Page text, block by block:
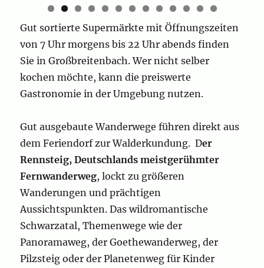
0 1 2
3
Gut sortierte Supermärkte mit Öffnungszeiten
von 7 Uhr morgens bis 22 Uhr abends finden
Sie in Großbreitenbach. Wer nicht selber
kochen möchte, kann die preiswerte
Gastronomie in der Umgebung nutzen.
Gut ausgebaute Wanderwege führen direkt aus
dem Feriendorf zur Walderkundung. Der
Rennsteig, Deutschlands meistgerühmter
Fernwanderweg, lockt zu größeren
Wanderungen und prächtigen
Aussichtspunkten. Das wildromantische
Schwarzatal, Themenwege wie der
Panoramaweg, der Goethewanderweg, der
Pilzsteig oder der Planetenweg für Kinder